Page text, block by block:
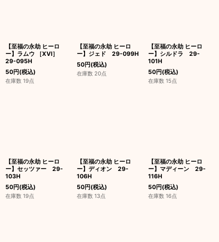
【至福の永劫 ヒーロ
ー】ラムウ ［XVI］
29-095H
50円(税込)
在庫数 19点
【至福の永劫 ヒーロ
ー】ジェド 29-099H
50円(税込)
在庫数 20点
【至福の永劫 ヒーロ
ー】シルドラ 29-
101H
50円(税込)
在庫数 15点
【至福の永劫 ヒーロ
ー】セッツァー 29-
103H
50円(税込)
在庫数 19点
【至福の永劫 ヒーロ
ー】ディオン 29-
106H
50円(税込)
在庫数 13点
【至福の永劫 ヒーロ
ー】マディーン 29-
116H
50円(税込)
在庫数 16点